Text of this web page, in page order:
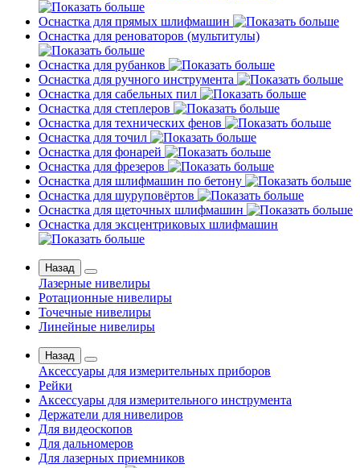
Оснастка для прямых шлифмашин
Оснастка для реноваторов (мультитулы)
Оснастка для рубанков
Оснастка для ручного инструмента
Оснастка для сабельных пил
Оснастка для степлеров
Оснастка для технических фенов
Оснастка для точил
Оснастка для фонарей
Оснастка для фрезеров
Оснастка для шлифмашин по бетону
Оснастка для шуруповёртов
Оснастка для щеточных шлифмашин
Оснастка для эксцентриковых шлифмашин
Назад
Лазерные нивелиры
Ротационные нивелиры
Точечные нивелиры
Линейные нивелиры
Назад
Аксессуары для измерительных приборов
Рейки
Аксессуары для измерительного инструмента
Держатели для нивелиров
Для видеоскопов
Для дальномеров
Для лазерных приемников